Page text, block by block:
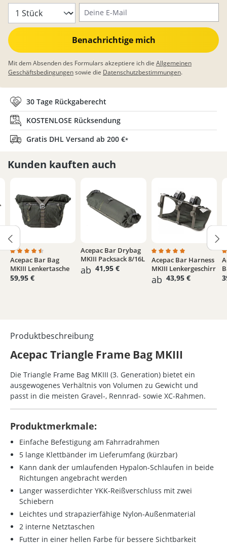
Benachrichtige mich
Mit dem Absenden des Formulars akzeptiere ich die Allgemeinen
Geschäftsbedingungensowie die Datenschutzbestimmungen.
30 Tage Rückgaberecht
KOSTENLOSE Rücksendung
Gratis DHL Versand ab 200 €*
Kunden kauften auch
Durchschnittliche Bewertung von 4.5 von 5 Sternen
Acepac Bar Bag
MKIII Lenkertasche
59,95 €
Acepac Bar Drybag
MKIII Packsack 8/16L
ab 41,95 €
Durchschnittliche
Acepac Bar Harness
MKIII Lenkergeschirr
ab 43,95 €
Produktbeschreibung
Acepac Triangle Frame Bag MKIII
Die Triangle Frame Bag MKIII (3. Generation) bietet ein
ausgewogenes Verhältnis von Volumen zu Gewicht und
passt in die meisten Gravel-, Rennrad- sowie XC-Rahmen.
Produktmerkmale:
Einfache Befestigung am Fahrradrahmen
5 lange Klettbänder im Lieferumfang (kürzbar)
Kann dank der umlaufenden Hypalon-Schlaufen in beide
Richtungen angebracht werden
Langer wasserdichter YKK-Reißverschluss mit zwei
Schiebern
Leichtes und strapazierfähige Nylon-Außenmaterial
2 interne Netztaschen
Futter in einer hellen Farbe für bessere Sichtbarkeit